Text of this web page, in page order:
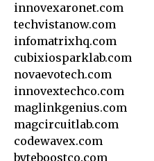
innovexaronet.com
techvistanow.com
infomatrixhq.com
cubixiosparklab.com
novaevotech.com
innovextechco.com
maglinkgenius.com
magcircuitlab.com
codewavex.com
byteboostco.com